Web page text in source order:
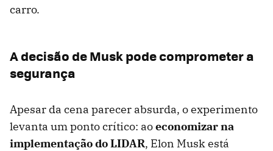
carro.
A decisão de Musk pode comprometer a
segurança
Apesar da cena parecer absurda, o experimento
levanta um ponto crítico: aoeconomizar na
implementação do LIDAR, Elon Musk está